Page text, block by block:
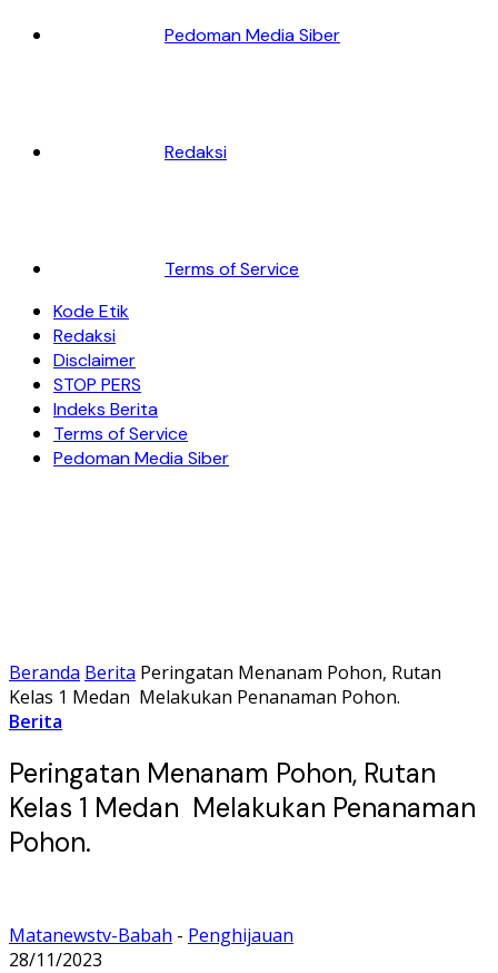
Pedoman Media Siber
Redaksi
Terms of Service
Kode Etik
Redaksi
Disclaimer
STOP PERS
Indeks Berita
Terms of Service
Pedoman Media Siber
Beranda Berita Peringatan Menanam Pohon, Rutan
Kelas 1 Medan Melakukan Penanaman Pohon.
Berita
Peringatan Menanam Pohon, Rutan
Kelas 1 Medan Melakukan Penanaman
Pohon.
Matanewstv-Babah - Penghijauan
28/11/2023